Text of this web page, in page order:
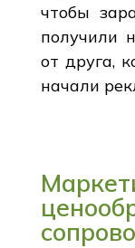
чтобы
получили
от друга,
начали